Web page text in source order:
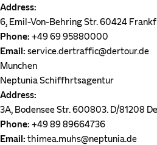
Address:
6, Emil-Von-Behring Str. 60424
Phone: +49 69 95880000
Email: service.dertraffic@dertour.de
Munchen
Neptunia Schiffhrtsagentur
Address:
3A, Bodensee Str. 600803. D/81208
Phone: +49 89 89664736
Email: thimea.muhs@neptunia.de